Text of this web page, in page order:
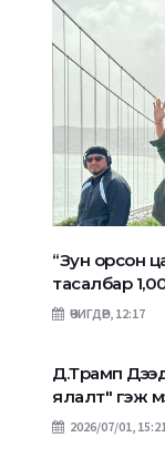
“Зун орсон
тасалбар
ӨЧИГДӨР, 12:17
Д.Трамп
ялалт" гэж
2026/07/01, 15:21